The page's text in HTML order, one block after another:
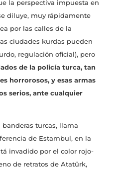
la perspectiva impuesta en
diluye, muy rápidamente
por las calles de la
ciudades kurdas pueden
regulación oficial), pero
de la policía turca, tan
horrorosos, y esas armas
serios, ante cualquier
turcas, llama
de Estambul, en la
invadido por el color rojo-
de retratos de Atatürk,